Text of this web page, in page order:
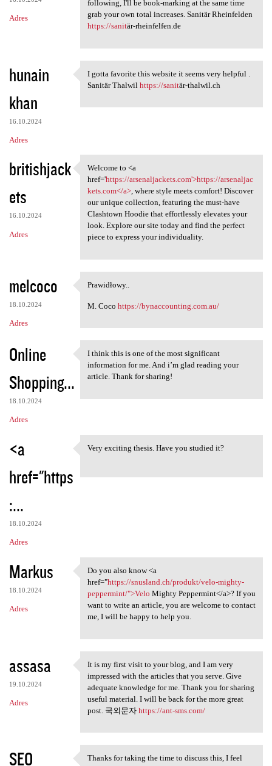
Adres
following, I'll be book-marking at the same time
grab your own total increases. Sanitär Rheinfelden
https://sanitär-rheinfelfen.de
hunain
khan
16.10.2024
Adres
I gotta favorite this website
I gotta favorite this website it seems very helpful .
Sanitär Thalwil https://sanitär-thalwil.ch
britishjack
ets
16.10.2024
Adres
Welcome to <a href='https:/
Welcome to <a
href='https://arsenaljackets.com'>https://arsenaljac
kets.com</a>, where style meets comfort! Discover
our unique collection, featuring the must-have
Clashtown Hoodie that effortlessly elevates your
look. Explore our site today and find the perfect
piece to express your individuality.
melcoco
18.10.2024
Adres
Prawidłowy..
Prawidłowy..
M. Coco https://bynaccounting.com.au/
Online
Shopping...
18.10.2024
Adres
I think this is one of the
I think this is one of the most significant
information for me. And i’m glad reading your
article. Thank for sharing!
<a
href="https
:...
18.10.2024
Adres
Very exciting thesis. Have
Very exciting thesis. Have you studied it?
Markus
18.10.2024
Adres
Do you also know <a href=
Do you also know <a
href="https://snusland.ch/produkt/velo-mighty-
peppermint/">Velo Mighty Peppermint</a>? If you
want to write an article, you are welcome to contact
me, I will be happy to help you.
assasa
19.10.2024
Adres
It is my first visit to your
It is my first visit to your blog, and I am very
impressed with the articles that you serve. Give
adequate knowledge for me. Thank you for sharing
useful material. I will be back for the more great
post. 국외문자 https://ant-sms.com/
SEO
Thanks for taking the time to discuss this, I feel